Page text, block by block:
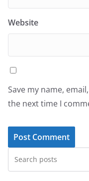
Website
Save my name,
the next time I